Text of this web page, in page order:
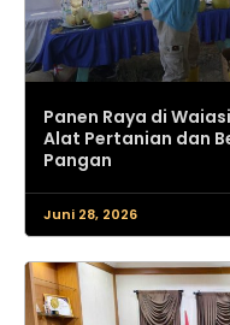
Panen Raya di
Alat Pertanian dan
Pangan
Juni 28, 2026